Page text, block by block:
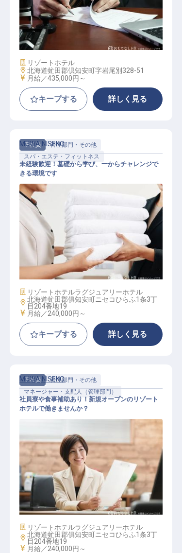
営業課長
施設業態
リゾートホテル
勤務地
北海道虻田郡倶知安町字岩尾別328-51
給与
月給／435,000円～
キープする 詳しく見る
正社員
管理部門・その他
スパ・エステ・フィットネス
スパ ホスト・ホステス
MUWA NISEKO
未経験歓迎！基礎から学び、一からチャレンジで
きる環境です
施設業態
リゾートホテルラグジュアリーホテル
勤務地
北海道虻田郡俱知安町ニセコひらふ1条3丁
目204番地19
給与
月給／240,000円～
キープする 詳しく見る
正社員
管理部門・その他
マネージャー・支配人（管理部門）
人事・総務マネージャー
MUWA NISEKO
社員寮や食事補助あり！新規オープンのリゾート
ホテルで働きませんか？
施設業態
リゾートホテルラグジュアリーホテル
勤務地
北海道虻田郡俱知安町ニセコひらふ1条3丁
目204番地19
給与
月給／240,000円～